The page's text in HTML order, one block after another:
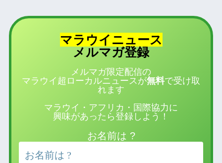
マラウイニュース
メルマガ登録
メルマガ限定配信の
マラウイ超ローカルニュースが無料で受け取
れます
マラウイ・アフリカ・国際協力に
興味があったら登録しよう！
お名前は ?